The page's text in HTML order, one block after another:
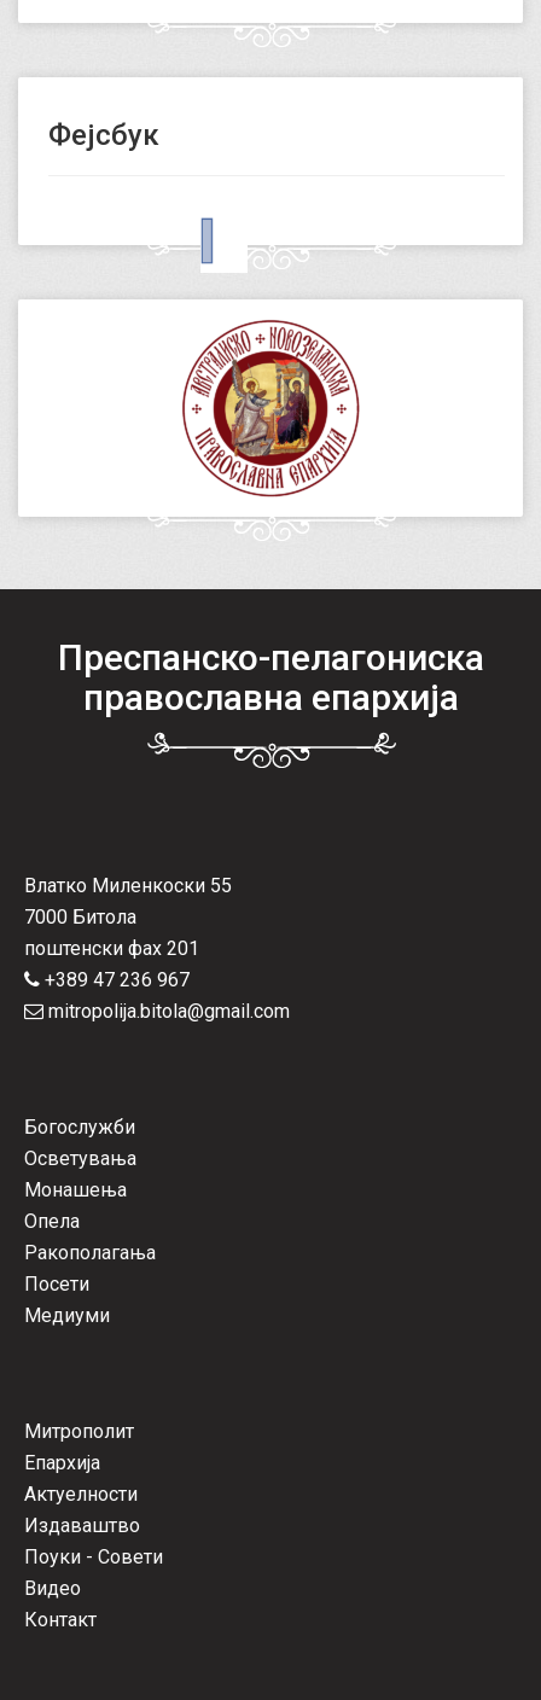
Фејсбук
Преспанско-пелагониска
православна епархија
Влатко Миленкоски 55
7000 Битола
поштенски фах 201
+389 47 236 967
mitropolija.bitola@gmail.com
Богослужби
Осветувања
Монашења
Опела
Ракополагања
Посети
Медиуми
Митрополит
Епархија
Актуелности
Издаваштво
Поуки - Совети
Видео
Контакт